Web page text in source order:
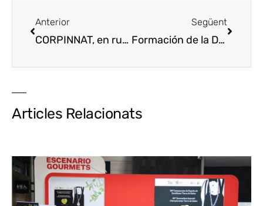
Anterior
CORPINNAT, en ruta de la mano de la Asociación Catalana de Sommeliers
Següent
Formación de la DO Costers del Segre para restaurantes de Lleida
Articles Relacionats